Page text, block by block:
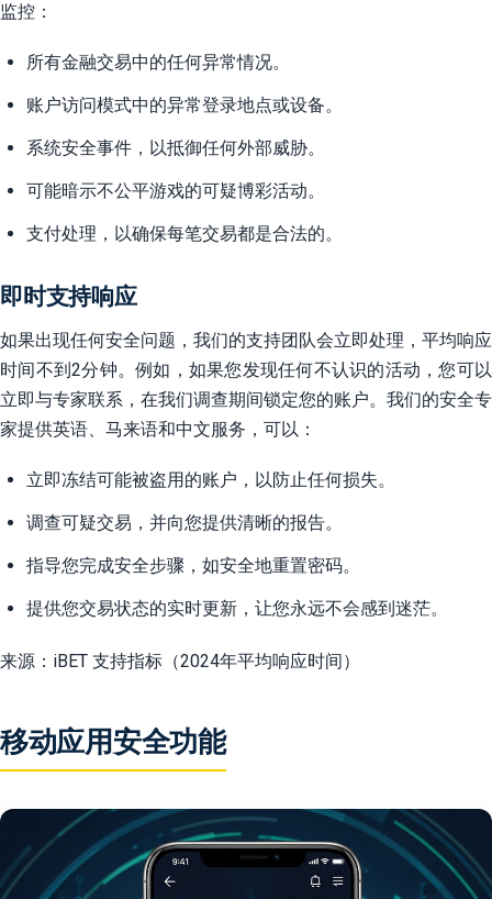
监控：
所有金融交易中的任何异常情况。
账户访问模式中的异常登录地点或设备。
系统安全事件，以抵御任何外部威胁。
可能暗示不公平游戏的可疑博彩活动。
支付处理，以确保每笔交易都是合法的。
即时支持响应
如果出现任何安全问题，我们的支持团队会立即处理，平均响应
时间不到2分钟。例如，如果您发现任何不认识的活动，您可以
立即与专家联系，在我们调查期间锁定您的账户。我们的安全专
家提供英语、马来语和中文服务，可以：
立即冻结可能被盗用的账户，以防止任何损失。
调查可疑交易，并向您提供清晰的报告。
指导您完成安全步骤，如安全地重置密码。
提供您交易状态的实时更新，让您永远不会感到迷茫。
来源：iBET 支持指标（2024年平均响应时间）
移动应用安全功能